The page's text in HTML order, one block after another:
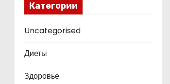
Категории
Uncategorised
Диеты
Здоровье